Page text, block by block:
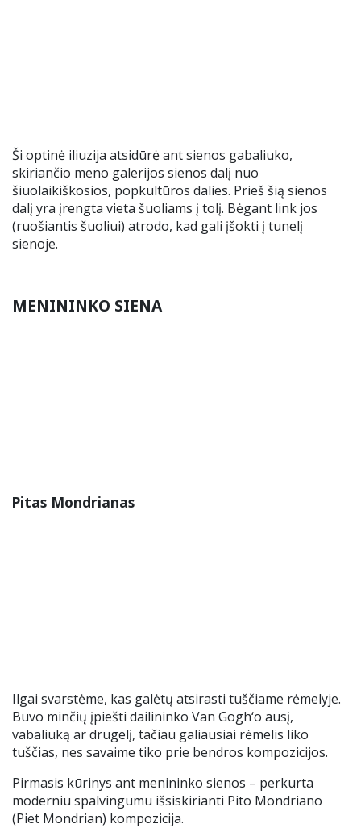
Ši optinė iliuzija atsidūrė ant sienos gabaliuko,
skiriančio meno galerijos sienos dalį nuo
šiuolaikiškosios, popkultūros dalies. Prieš šią sienos
dalį yra įrengta vieta šuoliams į tolį. Bėgant link jos
(ruošiantis šuoliui) atrodo, kad gali įšokti į tunelį
sienoje.
MENININKO SIENA
Pitas Mondrianas
Ilgai svarstėme, kas galėtų atsirasti tuščiame rėmelyje.
Buvo minčių įpiešti dailininko Van Gogh‘o ausį,
vabaliuką ar drugelį, tačiau galiausiai rėmelis liko
tuščias, nes savaime tiko prie bendros kompozicijos.
Pirmasis kūrinys ant menininko sienos – perkurta
moderniu spalvingumu išsiskirianti Pito Mondriano
(Piet Mondrian) kompozicija.